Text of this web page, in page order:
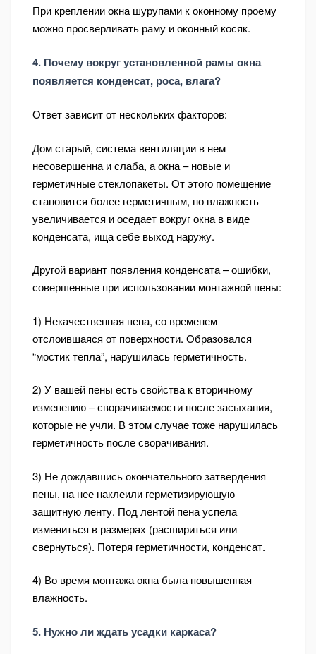
При креплении окна шурупами к оконному проему
можно просверливать раму и оконный косяк.
4. Почему вокруг установленной рамы окна
появляется конденсат, роса, влага?
Ответ зависит от нескольких факторов:
Дом старый, система вентиляции в нем
несовершенна и слаба, а окна – новые и
герметичные стеклопакеты. От этого помещение
становится более герметичным, но влажность
увеличивается и оседает вокруг окна в виде
конденсата, ища себе выход наружу.
Другой вариант появления конденсата – ошибки,
совершенные при использовании монтажной пены:
1) Некачественная пена, со временем
отслоившаяся от поверхности. Образовался
“мостик тепла”, нарушилась герметичность.
2) У вашей пены есть свойства к вторичному
изменению – сворачиваемости после засыхания,
которые не учли. В этом случае тоже нарушилась
герметичность после сворачивания.
3) Не дождавшись окончательного затвердения
пены, на нее наклеили герметизирующую
защитную ленту. Под лентой пена успела
измениться в размерах (расшириться или
свернуться). Потеря герметичности, конденсат.
4) Во время монтажа окна была повышенная
влажность.
5. Нужно ли ждать усадки каркаса?